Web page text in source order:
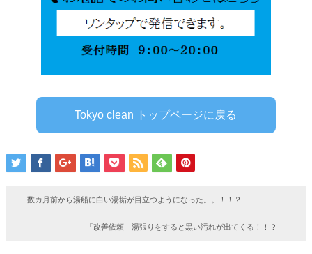
Tokyo clean トップページに戻る
数カ月前から湯船に白い湯垢が目立つようになった。。！！？
「改善依頼」湯張りをすると黒い汚れが出てくる！！？